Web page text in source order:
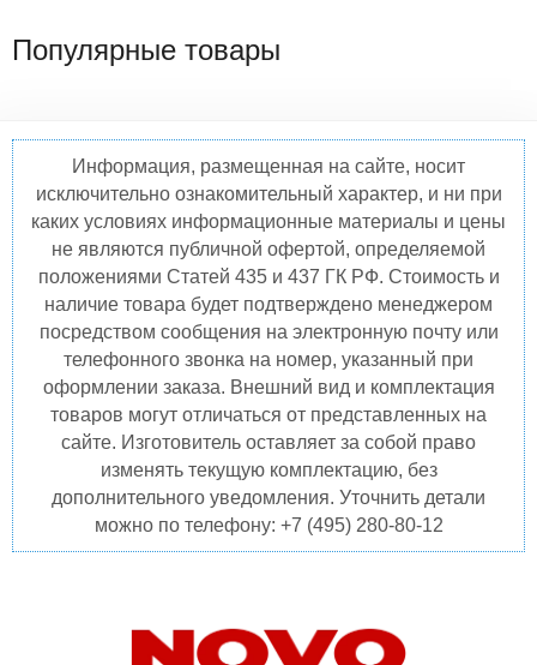
Популярные товары
Информация, размещенная на сайте, носит
исключительно ознакомительный характер, и ни при
каких условиях информационные материалы и цены
не являются публичной офертой, определяемой
положениями Статей 435 и 437 ГК РФ. Стоимость и
наличие товара будет подтверждено менеджером
посредством сообщения на электронную почту или
телефонного звонка на номер, указанный при
оформлении заказа. Внешний вид и комплектация
товаров могут отличаться от представленных на
сайте. Изготовитель оставляет за собой право
изменять текущую комплектацию, без
дополнительного уведомления. Уточнить детали
можно по телефону: +7 (495) 280-80-12